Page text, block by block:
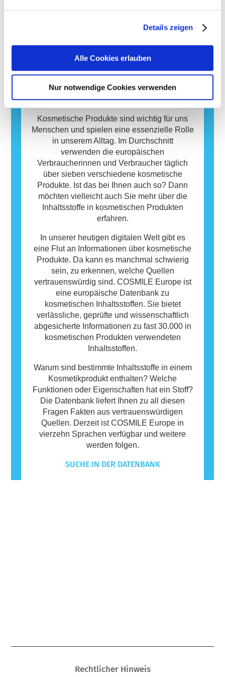
Details zeigen
Alle Cookies erlauben
Nur notwendige Cookies verwenden
Experten, zu denen die Unternehmen
möglicher Störungen des Hormonsystems.
Sicherheit von Kosmetik-Inhaltsstoffen und -
hervorrufen. Eine allergische Reaktion tritt
harmlos sind. Ein Stoff, der eine allergische
Reaktion hervorruft, wird als Allergen
bezeichnet. Kosmetika und
enthalten, die bei manchen Menschen eine
Allergie auslösen können. Das bedeutet
jedoch nicht, dass das Produkt für andere
Personen nicht sicher ist.
Datenbank
Kosmetische Produkte sind wichtig für uns
Menschen und spielen eine essenzielle Rolle
in unserem Alltag. Im Durchschnitt
verwenden die europäischen
Verbraucherinnen und Verbraucher täglich
über sieben verschiedene kosmetische
Produkte. Ist das bei Ihnen auch so? Dann
möchten vielleicht auch Sie mehr über die
Inhaltsstoffe in kosmetischen Produkten
erfahren.
In unserer heutigen digitalen Welt gibt es
eine Flut an Informationen über kosmetische
Produkte. Da kann es manchmal schwierig
sein, zu erkennen, welche Quellen
vertrauenswürdig sind. COSMILE Europe ist
eine europäische Datenbank zu
kosmetischen Inhaltsstoffen. Sie bietet
verlässliche, geprüfte und wissenschaftlich
abgesicherte Informationen zu fast 30.000 in
kosmetischen Produkten verwendeten
Inhaltsstoffen.
Warum sind bestimmte Inhaltsstoffe in einem
Kosmetikprodukt enthalten? Welche
Funktionen oder Eigenschaften hat ein Stoff?
Die Datenbank liefert Ihnen zu all diesen
Fragen Fakten aus vertrauenswürdigen
Quellen. Derzeit ist COSMILE Europe in
vierzehn Sprachen verfügbar und weitere
werden folgen.
SUCHE IN DER DATENBANK
Rechtlicher Hinweis